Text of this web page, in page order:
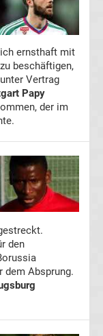
ernsthaft mit
zu beschäftigen,
Vertrag
Papy
der im
den
dem Absprung.